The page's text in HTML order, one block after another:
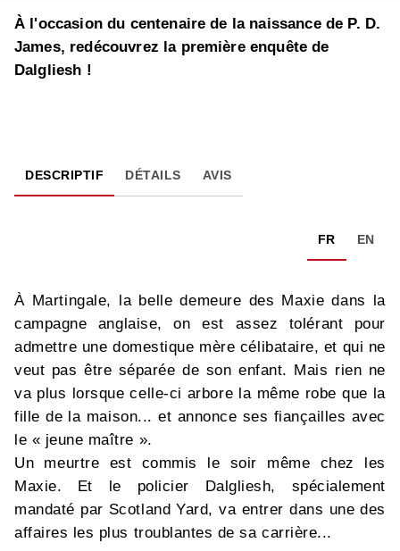
À l'occasion du centenaire de la naissance de P. D.
James, redécouvrez la première enquête de
Dalgliesh !
DESCRIPTIF DÉTAILS AVIS
FR EN
À Martingale, la belle demeure des Maxie dans la
campagne anglaise, on est assez tolérant pour
admettre une domestique mère célibataire, et qui ne
veut pas être séparée de son enfant. Mais rien ne
va plus lorsque celle-ci arbore la même robe que la
fille de la maison... et annonce ses fiançailles avec
le « jeune maître ».
Un meurtre est commis le soir même chez les
Maxie. Et le policier Dalgliesh, spécialement
mandaté par Scotland Yard, va entrer dans une des
affaires les plus troublantes de sa carrière...